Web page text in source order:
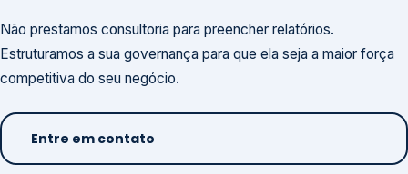
Não prestamos consultoria para preencher relatórios.
Estruturamos a sua governança para que ela seja a maior força
competitiva do seu negócio.
Entre em contato